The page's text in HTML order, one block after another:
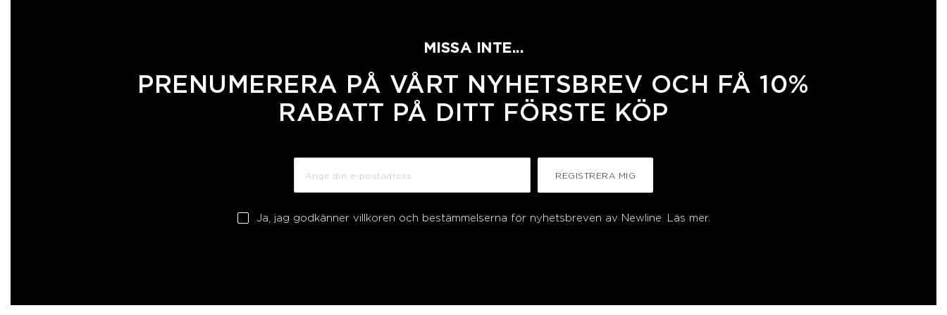
MISSA INTE...
PRENUMERERA PÅ VÅRT NYHETSBREV OCH FÅ 10%
RABATT PÅ DITT FÖRSTE KÖP
REGISTRERA MIG
Ja, jag godkänner villkoren och bestämmelserna för nyhetsbreven av Newline. Läs mer.